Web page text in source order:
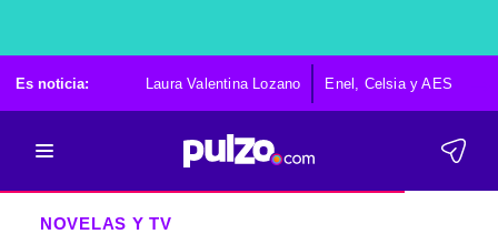
Es noticia: Laura Valentina Lozano Enel, Celsia y AES
NOVELAS Y TV